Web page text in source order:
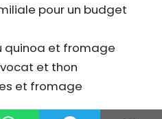
pour un budget
quinoa et fromage
et thon
et fromage